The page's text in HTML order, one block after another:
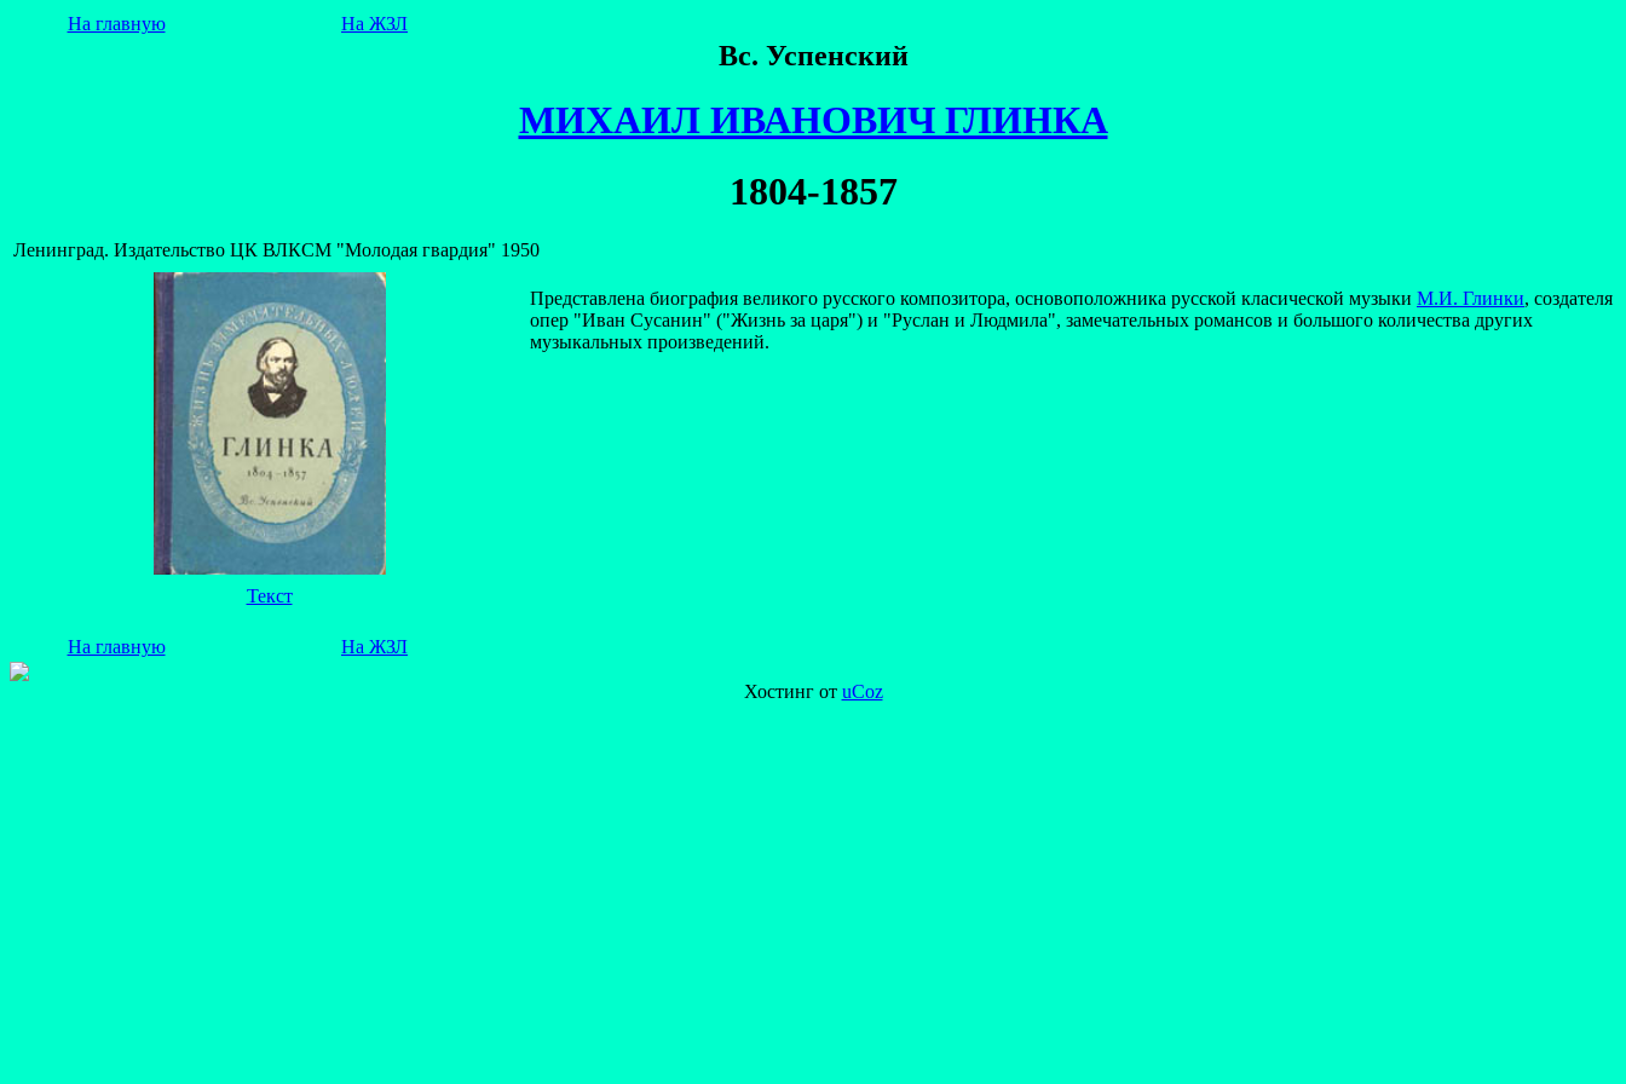
На главную На ЖЗЛ
Вс. Успенский
МИХАИЛ ИВАНОВИЧ ГЛИНКА
1804-1857
Ленинград. Издательство ЦК ВЛКСМ "Молодая гвардия" 1950
Представлена биография великого русского композитора, основоположника русской класической музыки М.И. Глинки, создателя
опер "Иван Сусанин" ("Жизнь за царя") и "Руслан и Людмила", замечательных романсов и большого количества других
музыкальных произведений.
Текст
На главную На ЖЗЛ
Хостинг от uCoz